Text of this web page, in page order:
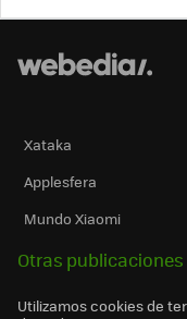
Xataka
Applesfera
Mundo Xiaomi
Otras publicaciones
Utilizamos cookies de